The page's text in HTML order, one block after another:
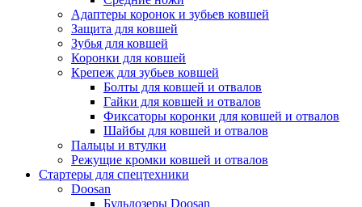
Адаптеры коронок и зубьев ковшей
Защита для ковшей
Зубья для ковшей
Коронки для ковшей
Крепеж для зубьев ковшей
Болты для ковшей и отвалов
Гайки для ковшей и отвалов
Фиксаторы коронки для ковшей и отвалов
Шайбы для ковшей и отвалов
Пальцы и втулки
Режущие кромки ковшей и отвалов
Стартеры для спецтехники
Doosan
Бульдозеры Doosan